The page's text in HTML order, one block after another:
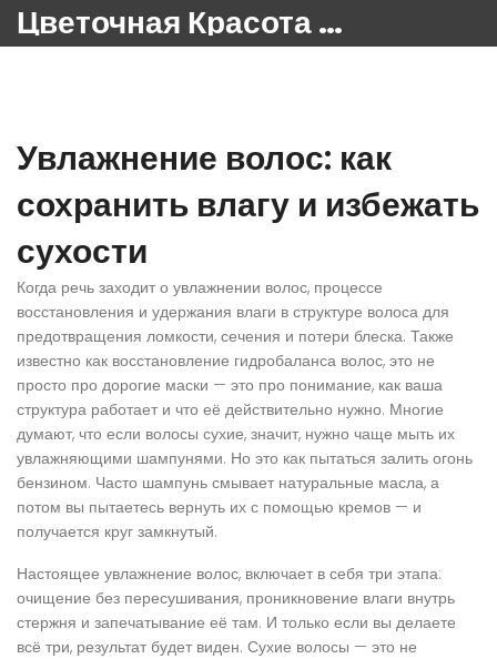
Цветочная Красота 24
Увлажнение волос: как
сохранить влагу и избежать
сухости
Когда речь заходит о увлажнении волос, процессе
восстановления и удержания влаги в структуре волоса для
предотвращения ломкости, сечения и потери блеска. Также
известно как восстановление гидробаланса волос, это не
просто про дорогие маски — это про понимание, как ваша
структура работает и что её действительно нужно. Многие
думают, что если волосы сухие, значит, нужно чаще мыть их
увлажняющими шампунями. Но это как пытаться залить огонь
бензином. Часто шампунь смывает натуральные масла, а
потом вы пытаетесь вернуть их с помощью кремов — и
получается круг замкнутый.
Настоящее увлажнение волос, включает в себя три этапа:
очищение без пересушивания, проникновение влаги внутрь
стержня и запечатывание её там. И только если вы делаете
всё три, результат будет виден. Сухие волосы — это не